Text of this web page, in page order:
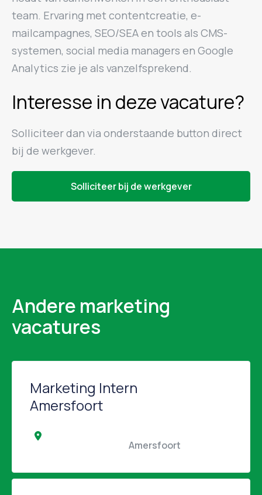
team. Ervaring met contentcreatie, e-
mailcampagnes, SEO/SEA en tools als CMS-
systemen, social media managers en Google
Analytics zie je als vanzelfsprekend.
Interesse in deze vacature?
Solliciteer dan via onderstaande button direct
bij de werkgever.
Solliciteer bij de werkgever
Andere marketing
vacatures
Marketing Intern
Amersfoort